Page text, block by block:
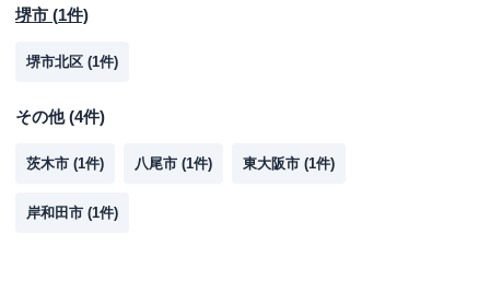
堺市 (1件)
堺市北区 (1件)
その他(4件)
茨木市 (1件) 八尾市 (1件) 東大阪市 (1件)
岸和田市 (1件)